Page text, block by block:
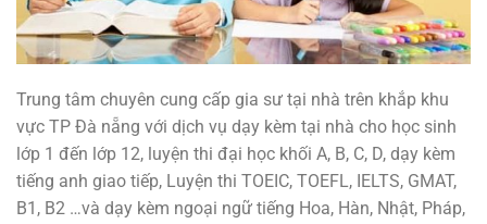
Trung tâm chuyên cung cấp gia sư tại nhà trên khắp khu
vực TP Đà nẵng với dịch vụ dạy kèm tại nhà cho học sinh
lớp 1 đến lớp 12, luyện thi đại học khối A, B, C, D, dạy kèm
tiếng anh giao tiếp, Luyện thi TOEIC, TOEFL, IELTS, GMAT,
B1, B2 …và dạy kèm ngoại ngữ tiếng Hoa, Hàn, Nhật, Pháp,